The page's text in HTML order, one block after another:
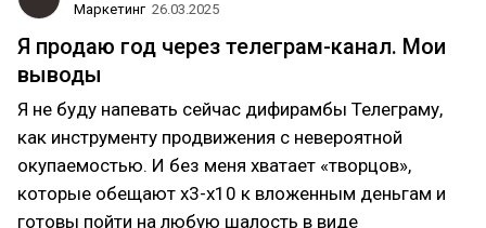
Маркетинг 26.03.2025
Я продаю год через телеграм-канал. Мои
выводы
Я не буду напевать сейчас дифирамбы Телеграму,
как инструменту продвижения с невероятной
окупаемостью. И без меня хватает «творцов»,
которые обещают х3-х10 к вложенным деньгам и
готовы пойти на любую шалость в виде